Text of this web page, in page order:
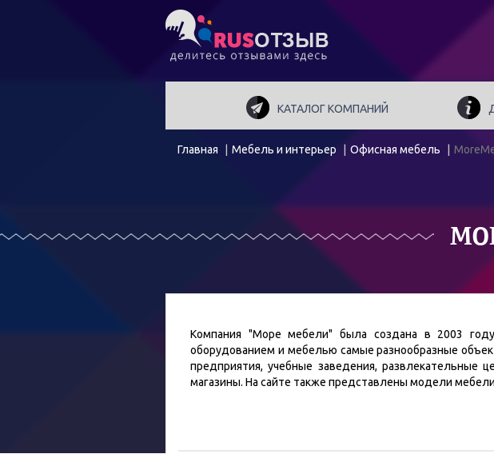
КАТАЛОГ КОМПАНИЙ
Главная Мебель и интерьер Офисная мебель
Компания "Море мебели" была создана в 2003
оборудованием и мебелью самые разнообразные
предприятия, учебные заведения, развлекательные
магазины. На сайте также представлены модели